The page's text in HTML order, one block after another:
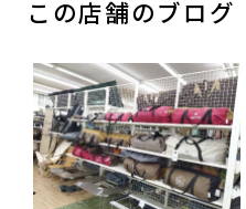
この店舗のブログ